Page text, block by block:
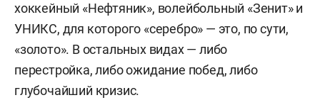
хоккейный «Нефтяник», волейбольный «Зенит» и
УНИКС, для которого «серебро» — это, по сути,
«золото». В остальных видах — либо
перестройка, либо ожидание побед, либо
глубочайший кризис.